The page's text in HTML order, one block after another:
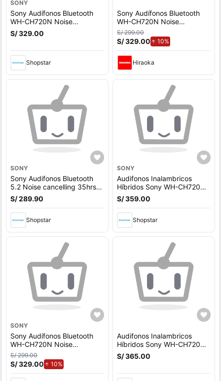
SONY
Sony Audífonos Bluetooth
WH-CH720N Noise
Cancelling Negro
S/ 329.00
Shopstar
Sony Audífonos Bluetooth
WH-CH720N Noise
Cancelling Negro
S/ 299.00
S/ 329.00 10%de aumento.
Hiraoka
SONY
Sony Audifonos Bluetooth
5.2 Noise cancelling 35hrs
Wh-CH720N Over-Ear
Negros
S/ 289.90
Shopstar
SONY
Audifonos Inalambricos
Híbridos Sony WH-CH720N
Over-Ear Negros
S/ 359.00
Shopstar
SONY
Sony Audífonos Bluetooth
WH-CH720N Noise
Cancelling Azul
S/ 299.00
S/ 329.00 10%
Audifonos Inalambricos
Híbridos Sony WH-CH720N
Over-Ear Negros
S/ 365.00